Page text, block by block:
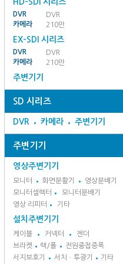
HD-SDI 시리즈
DVR
DVR
카메라
210만
EX-SDI 시리즈
DVR
DVR
카메라
210만
주변기기
SD 시리즈
DVR 카메라 주변기기
주변기기
영상주변기기
모니터 화면분활기
영상분배기
모니터셀렉터
모니터분배기
영상 리피터
기타
설치주변기기
케이블 커넥터
젠더
브라켓
랙/폴
전원중첩증폭
서지보호기
서치ㆍ투광기 기타